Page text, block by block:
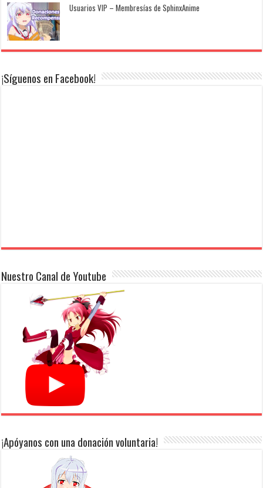
Usuarios VIP – Membresías de SphinxAnime
¡Síguenos en Facebook!
Nuestro Canal de Youtube
¡Apóyanos con una donación voluntaria!